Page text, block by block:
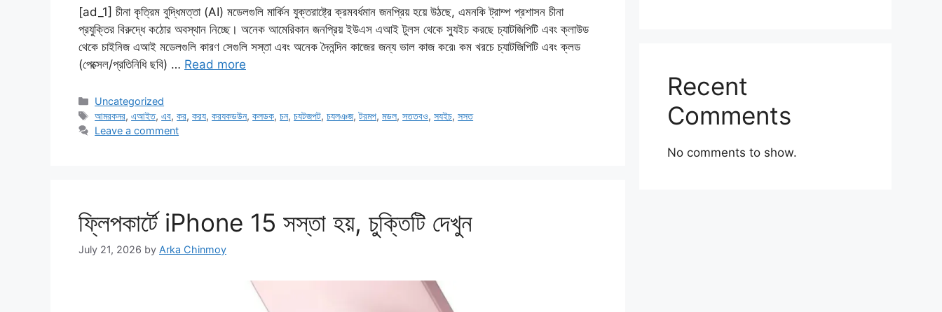
[ad_1] চীনা কৃত্রিম বুদ্ধিমত্তা (AI) মডেলগুলি মার্কিন যুক্তরাষ্ট্রে ক্রমবর্ধমান জনপ্রিয় হয়ে উঠছে, এমনকি ট্রাম্প প্রশাসন চীনা
প্রযুক্তির বিরুদ্ধে কঠোর অবস্থান নিচ্ছে। অনেক আমেরিকান জনপ্রিয় ইউএস এআই টুলস থেকে স্যুইচ করছে চ্যাটজিপিটি এবং ক্লাউড
থেকে চাইনিজ এআই মডেলগুলি কারণ সেগুলি সস্তা এবং অনেক দৈনন্দিন কাজের জন্য ভাল কাজ করে৷ কম খরচে চ্যাটজিপিটি এবং ক্লড
(পেক্সেল/প্রতিনিধি ছবি) … Read more
Categories
Uncategorized
Tags
আমরকনর,এআইত,এব,কর,করয,করযকডউন,কলডক,চন,চযটজপট,চযলঞজ,টরমপ,মডল,সততবও,সযইচ,সসত
Leave a comment
ফ্লিপকার্টে iPhone 15 সস্তা হয়, চুক্তিটি দেখুন
July 21, 2026 by Arka Chinmoy
Recent
Comments
No comments to show.